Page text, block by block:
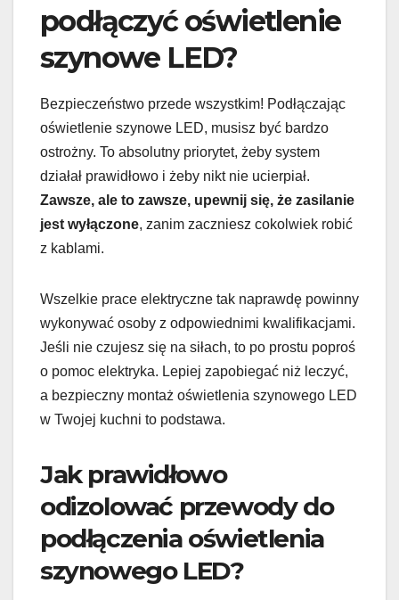
podłączyć oświetlenie
szynowe LED?
Bezpieczeństwo przede wszystkim! Podłączając
oświetlenie szynowe LED, musisz być bardzo
ostrożny. To absolutny priorytet, żeby system
działał prawidłowo i żeby nikt nie ucierpiał.
Zawsze, ale to zawsze, upewnij się, że zasilanie
jest wyłączone, zanim zaczniesz cokolwiek robić
z kablami.
Wszelkie prace elektryczne tak naprawdę powinny
wykonywać osoby z odpowiednimi kwalifikacjami.
Jeśli nie czujesz się na siłach, to po prostu poproś
o pomoc elektryka. Lepiej zapobiegać niż leczyć,
a bezpieczny montaż oświetlenia szynowego LED
w Twojej kuchni to podstawa.
Jak prawidłowo
odizolować przewody do
podłączenia oświetlenia
szynowego LED?